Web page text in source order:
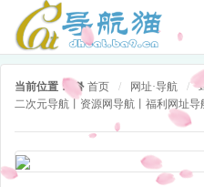
当前位置： 首页 / 网址·导航 /
二次元导航丨资源网导航丨福利网址导